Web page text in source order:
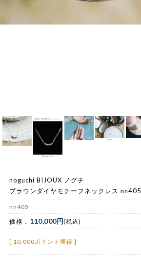
noguchi BIJOUX ノグチ
ブラウンダイヤモチーフネックレス nn405
nn405
価格 : 110,000円(税込)
[ 10,000ポイント獲得 ]